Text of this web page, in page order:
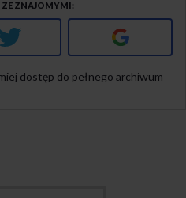
ZE ZNAJOMYMI
Twitter Google+
dostęp do pełnego archiwum